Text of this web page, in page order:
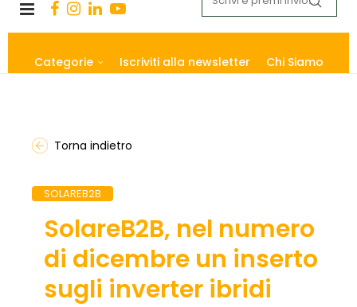
Categorie Iscriviti alla newsletter Chi Siamo
Torna indietro
SOLAREB2B
SolareB2B, nel numero
di dicembre un inserto
sugli inverter ibridi